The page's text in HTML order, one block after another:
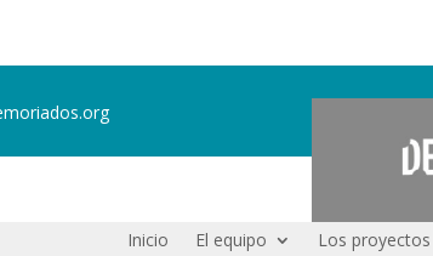
Inicio El equipo Los proyectos